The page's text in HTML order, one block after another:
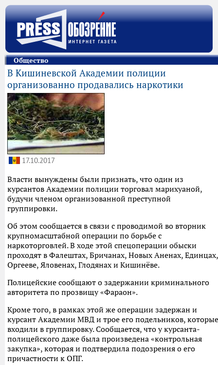
Общество
В Кишиневской Академии полиции
организованно продавались наркотики
17.10.2017
Власти вынуждены были признать, что один из
курсантов Академии полиции торговал марихуаной,
будучи членом организованной преступной
группировки.
Об этом сообщается в связи с проводимой во вторник
крупномасштабной операции по борьбе с
наркоторговлей. В ходе этой спецоперации обыски
проходят в Фалештах, Бричанах, Новых Аненах, Единцах,
Оргееве, Яловенах, Глодянах и Кишинёве.
Полицейские сообщают о задержании криминального
авторитета по прозвищу «Фараон».
Кроме того, в рамках этой же операции задержан и
курсант Академии МВД и трое его подельников, которые
входили в группировку. Сообщается, что у курсанта-
полицейского даже была произведена «контрольная
закупка», которая и подтвердила подозрения о его
причастности к ОПГ.